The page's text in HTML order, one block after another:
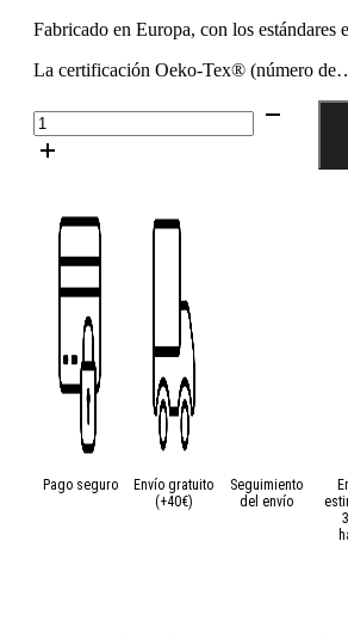
Fabricado en Europa, con los estándares
La certificación Oeko-Tex® (número
Color
Arcilla
81
gramos
mercerizado
MUSKAT
cantidad
Pago seguro
Envío gratuito
(+40€)
Seguimiento
del envío